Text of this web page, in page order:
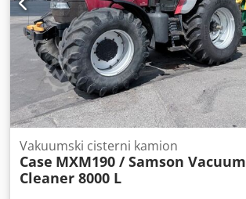
Vakuumski cisterni kamion
Case MXM190 / Samson Vacuum
Cleaner 8000 L